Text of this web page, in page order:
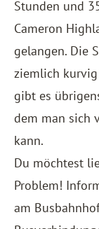
Stunden und
Cameron
gelangen. Die
ziemlich
gibt es
dem man sich
kann.
Du möchtest
Problem!
am